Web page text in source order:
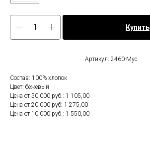
Купить
Артикул: 2460-Мус
Состав: 100% хлопок
Цвет: бежевый
Цена от 50 000 руб.: 1 105,00
Цена от 20 000 руб: 1 275,00
Цена от 10 000 руб.: 1 550,00